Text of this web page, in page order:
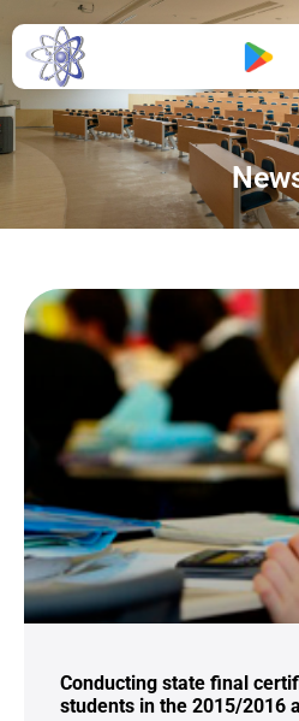
Conducting state final
students in the 2015/2016